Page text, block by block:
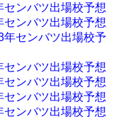
ンバツ出場校予想
ンバツ出場校予想
センバツ出場校予
ンバツ出場校予想
ンバツ出場校予想
ンバツ出場校予想
ンバツ出場校予想